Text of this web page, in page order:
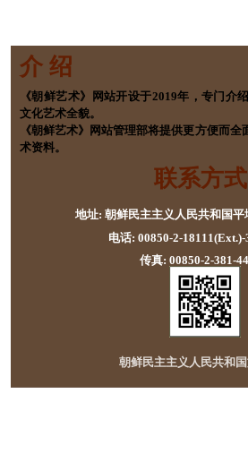
介 绍
《朝鲜艺术》网站开设于2019年，专门介
文化艺术全貌。
《朝鲜艺术》网站管理部将提供更方便而
术资料。
联系方式
地址: 朝鲜民主主义人民共和国平
电话: 00850-2-18111(Ext.)-
传真: 00850-2-381-
朝鲜民主主义人民共和